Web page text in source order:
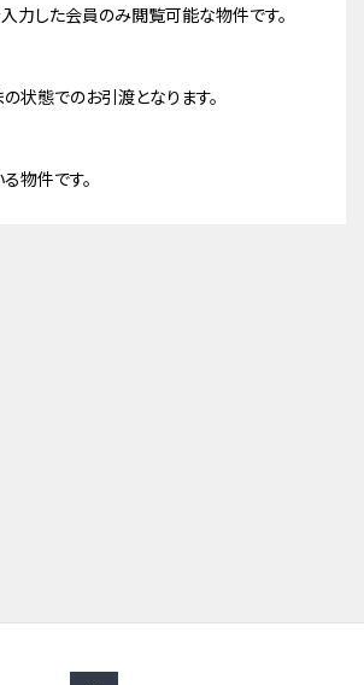
力した会員のみ閲覧可能な物件です。
状態でのお引渡となります。
物件です。